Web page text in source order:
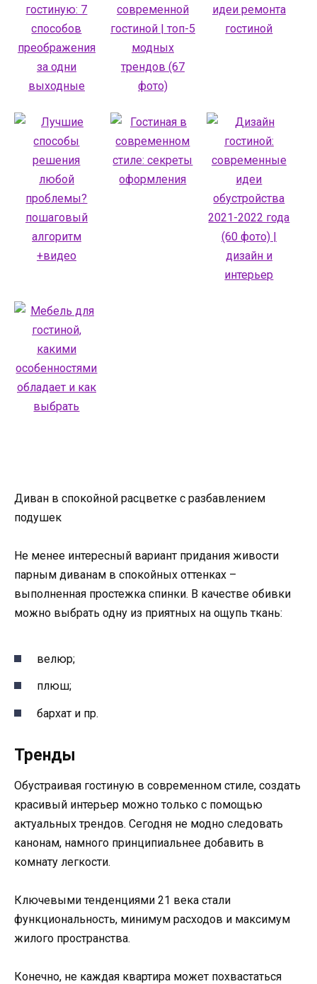
Диван в спокойной расцветке с разбавлением
подушек
Не менее интересный вариант придания живости
парным диванам в спокойных оттенках –
выполненная простежка спинки. В качестве обивки
можно выбрать одну из приятных на ощупь ткань:
велюр;
плюш;
бархат и пр.
Тренды
Обустраивая гостиную в современном стиле, создать
красивый интерьер можно только с помощью
актуальных трендов. Сегодня не модно следовать
канонам, намного принципиальнее добавить в
комнату легкости.
Ключевыми тенденциями 21 века стали
функциональность, минимум расходов и максимум
жилого пространства.
Конечно, не каждая квартира может похвастаться